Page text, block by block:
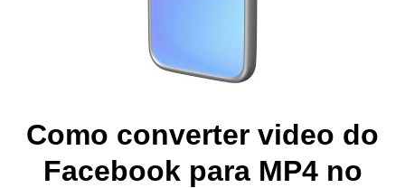
Como converter video do
Facebook para MP4 no